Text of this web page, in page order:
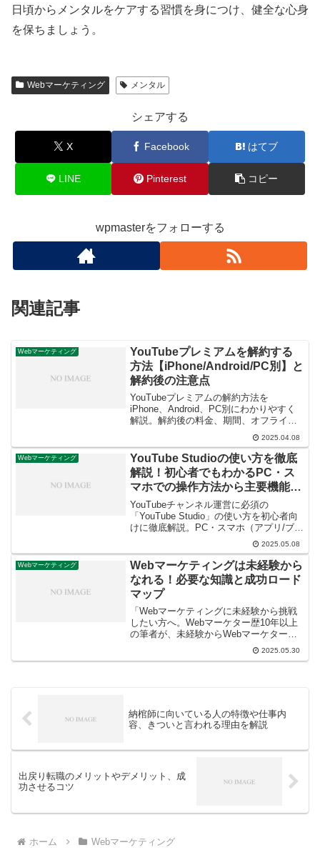
日頃からメンタルをケアする習慣を身につけ、健全な心身
を保ちましょう。
Webマーケティング メンタル
シェアする
X Facebook はてブ
LINE Pinterest コピー
wpmasterをフォローする
関連記事
Webマーケティング
YouTubeプレミアムを解約する
方法【iPhone/Android/PC別】と
解約後の注意点
YouTubeプレミアムの解約方法を
iPhone、Android、PC別にわかりやすく
解説。解約後の料金、期間、オフライン
再生への影響、解約できない場合の対処
2025.04.08
Webマーケティング
YouTube Studioの使い方を徹底
解説！初心者でもわかるPC・ス
マホでの操作方法から主要機能ま
で
YouTubeチャンネル運営に必須の
「YouTube Studio」の使い方を初心者向
けに徹底解説。PC・スマホ（アプリ/ブラ
ウザ）での操作方法から、動画アップロ
ード、アナリティクス分析、コメント管
理、収益化設定、各種設定まで、主要機
能を網羅。あなたのYouTube活動を効率
化しましょう！
2025.05.08
Webマーケティング
Webマーケティングは未経験から
なれる！必要な知識と成功ロード
マップ
「Webマーケティングに未経験から挑戦
したい方へ。Webマーケター歴10年以上
の筆者が、未経験からWebマーケターを
目指すためのロードマップ、必須スキ
ル、効果的な学習方法、そして仕事の見
2025.05.30
納棺師に向いている人の特徴や仕事内
容、きついと言われる理由を解説
出戻り転職のメリットやデメリット、成
功させるコツ
ホーム Webマーケティング